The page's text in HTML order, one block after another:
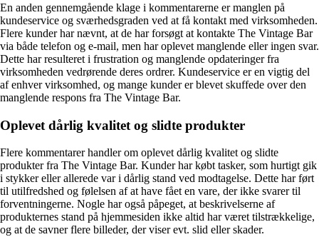
En anden gennemgående klage i kommentarerne er manglen på
kundeservice og sværhedsgraden ved at få kontakt med virksomheden.
Flere kunder har nævnt, at de har forsøgt at kontakte The Vintage Bar
via både telefon og e-mail, men har oplevet manglende eller ingen svar.
Dette har resulteret i frustration og manglende opdateringer fra
virksomheden vedrørende deres ordrer. Kundeservice er en vigtig del
af enhver virksomhed, og mange kunder er blevet skuffede over den
manglende respons fra The Vintage Bar.
Oplevet dårlig kvalitet og slidte produkter
Flere kommentarer handler om oplevet dårlig kvalitet og slidte
produkter fra The Vintage Bar. Kunder har købt tasker, som hurtigt gik
i stykker eller allerede var i dårlig stand ved modtagelse. Dette har ført
til utilfredshed og følelsen af at have fået en vare, der ikke svarer til
forventningerne. Nogle har også påpeget, at beskrivelserne af
produkternes stand på hjemmesiden ikke altid har været tilstrækkelige,
og at de savner flere billeder, der viser evt. slid eller skader.